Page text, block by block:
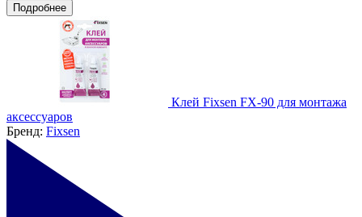
Подробнее
Клей Fixsen FX-90 для монтажа
аксессуаров
Бренд: Fixsen